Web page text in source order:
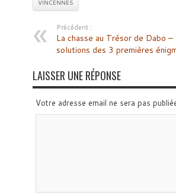
VINCENNES
Précédent :
La chasse au Trésor de Dabo –
solutions des 3 premières
LAISSER UNE RÉPONSE
Votre adresse email ne sera pas